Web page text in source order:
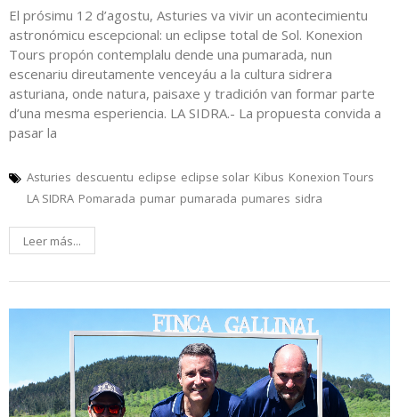
El prósimu 12 d’agostu, Asturies va vivir un acontecimientu
astronómicu escepcional: un eclipse total de Sol. Konexion
Tours propón contemplalu dende una pumarada, nun
escenariu direutamente venceyáu a la cultura sidrera
asturiana, onde natura, paisaxe y tradición van formar parte
d’una mesma esperiencia. LA SIDRA.- La propuesta convida a
pasar la
Asturies descuentu eclipse eclipse solar Kibus Konexion Tours
LA SIDRA Pomarada pumar pumarada pumares sidra
Leer más...